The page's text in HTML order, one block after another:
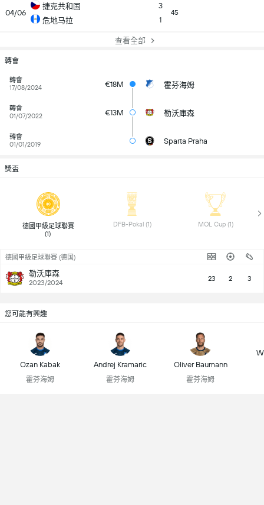
04/06
捷克共和国
危地马拉
3
1
45
查看全部
轉會
轉會
17/08/2024
€18M 霍芬海姆
轉會
01/07/2022
€13M 勒沃庫森
轉會
01/01/2019
Sparta Praha
獎盃
德國甲級足球聯賽
(1)
DFB-Pokal (1) MOL Cup (1)
德國甲級足球聯賽 (德国)
勒沃庫森
2023/2024 23 2 3
您可能有興趣
Ozan Kabak
霍芬海姆
Andrej Kramaric
霍芬海姆
Oliver Baumann
霍芬海姆